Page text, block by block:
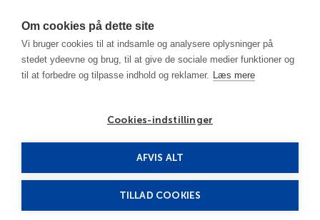
Om cookies på dette site
Vi bruger cookies til at indsamle og analysere oplysninger på
stedet ydeevne og brug, til at give de sociale medier funktioner og
til at forbedre og tilpasse indhold og reklamer. Læs mere
Cookies-indstillinger
AFVIS ALT
TILLAD COOKIES
Canton - OH
Holiday Inn Express & Suites - New Philadelphia 3***